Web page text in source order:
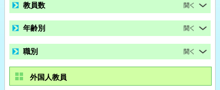
教員数
年齢別
職別
外国人教員